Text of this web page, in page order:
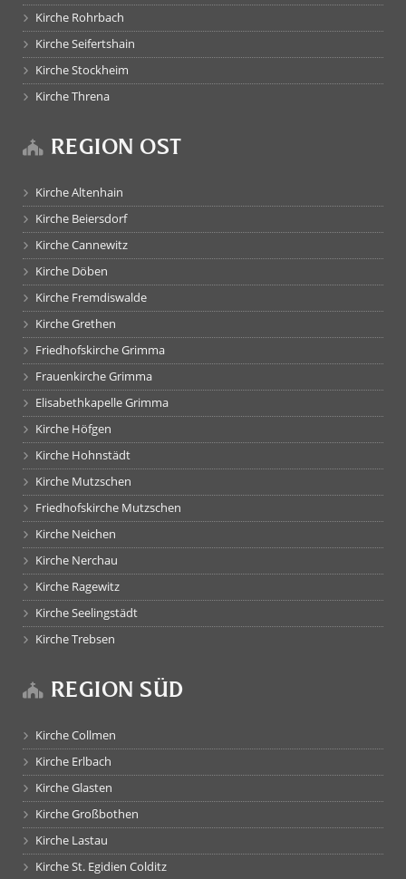
Kirche Rohrbach
Kirche Seifertshain
Kirche Stockheim
Kirche Threna
REGION OST
Kirche Altenhain
Kirche Beiersdorf
Kirche Cannewitz
Kirche Döben
Kirche Fremdiswalde
Kirche Grethen
Friedhofskirche Grimma
Frauenkirche Grimma
Elisabethkapelle Grimma
Kirche Höfgen
Kirche Hohnstädt
Kirche Mutzschen
Friedhofskirche Mutzschen
Kirche Neichen
Kirche Nerchau
Kirche Ragewitz
Kirche Seelingstädt
Kirche Trebsen
REGION SÜD
Kirche Collmen
Kirche Erlbach
Kirche Glasten
Kirche Großbothen
Kirche Lastau
Kirche St. Egidien Colditz